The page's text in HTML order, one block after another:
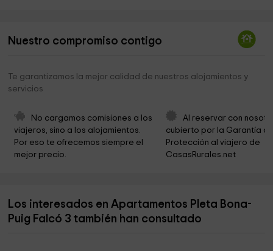
Iglesia de Sant Joan 1,3 km
Sant Quirc de Durro
Ayuntamiento de la Vall de Boí
Ayuntamiento de la Vall de Boí
Sant Feliu de Barruera 4,2 km
Ayuntamiento De La Vall De Boi 4,8 km
Humedal del Salencar
Nuestro compromiso contigo
Te garantizamos la mejor calidad de nuestros alojamientos y
servicios
No cargamos comisiones a los
viajeros, sino a los alojamientos.
Por eso te ofrecemos siempre el
mejor precio.
Al reservar con
cubierto por la Garantía
Protección al viajero de
CasasRurales.net
Los interesados en Apartamentos Pleta Bona-
Puig Falcó 3 también han consultado